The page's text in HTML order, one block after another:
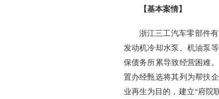
【基本案情】
浙江三工汽车零部件
发动机冷却水泵、机油泵
保债务所累导致经营困难
置办经甄选将其列为帮扶
业再生为目的，建立“府院